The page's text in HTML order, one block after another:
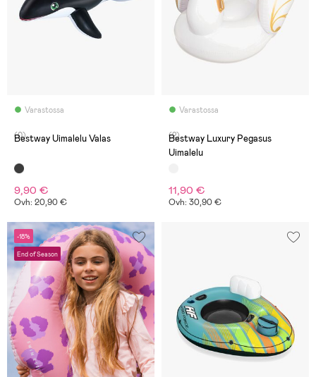
Varastossa
(0)
Bestway Uimalelu Valas
9,90 €
Ovh: 20,90 €
Varastossa
(2)
Bestway Luxury Pegasus
Uimalelu
11,90 €
Ovh: 30,90 €
-18%
End of Season